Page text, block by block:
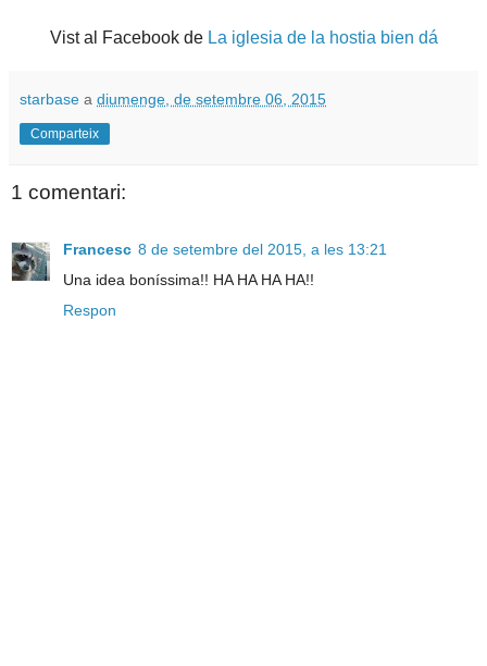
Vist al Facebook de La iglesia de la hostia bien dá
starbase a diumenge, de setembre 06, 2015
Comparteix
1 comentari:
Francesc 8 de setembre del 2015, a les 13:21
Una idea boníssima!! HA HA HA HA!!
Respon